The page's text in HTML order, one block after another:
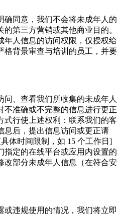
确同意，我们不会将未成年人的
第三方营销或其他商业目的。
年人信息的访问权限，仅授权给
格背景审查与培训的员工，并要
问、查看我们所收集的未成年人
不准确或不完整的信息进行更正
式行使上述权利：联系我们的客
息后，提出信息访问或更正请
体时间限制，如 15 个工作日]
指定的在线平台或应用内设置的
改部分未成年人信息（在符合安
或违规使用的情况，我们将立即